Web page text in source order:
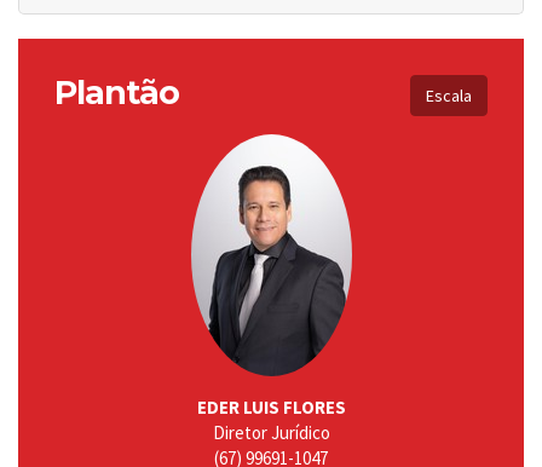
Plantão Escala
EDER LUIS FLORES
Diretor Jurídico
(67) 99691-1047